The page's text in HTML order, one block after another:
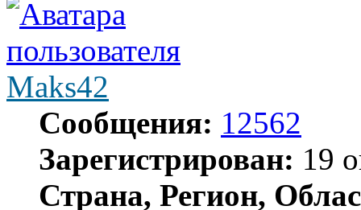
Maks42
Сообщения: 12562
Зарегистрирован: 19
Страна, Регион,